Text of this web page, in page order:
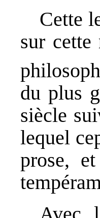
Cette
sur
du plus
siècle
lequel
prose,